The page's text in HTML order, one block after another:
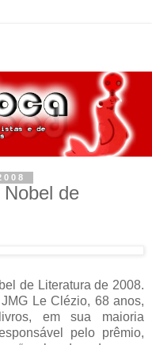
de
de Literatura de 2008.
Le Clézio, 68 anos,
em sua maioria
pelo prêmio,